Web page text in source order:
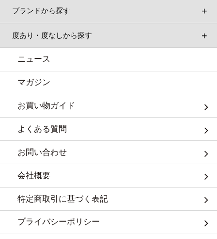
ブランドから探す
度あり・度なしから探す
ニュース
マガジン
お買い物ガイド
よくある質問
お問い合わせ
会社概要
特定商取引に基づく表記
プライバシーポリシー